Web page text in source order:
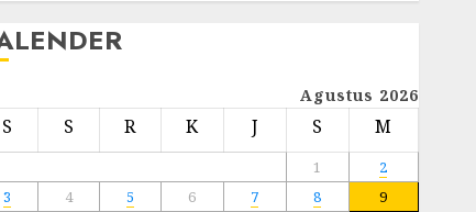
Agustus 2026
S S R K J S M
1
2
3
4 5 6 7 8 9